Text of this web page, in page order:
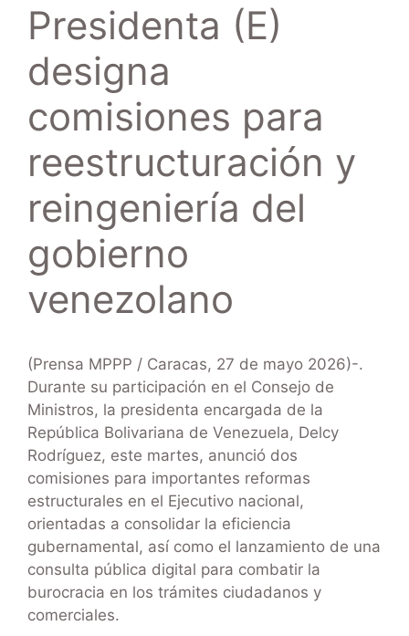
Presidenta (E)
designa
comisiones para
reestructuración y
reingeniería del
gobierno
venezolano
(Prensa MPPP / Caracas, 27 de mayo 2026)-.
Durante su participación en el Consejo de
Ministros, la presidenta encargada de la
República Bolivariana de Venezuela, Delcy
Rodríguez, este martes, anunció dos
comisiones para importantes reformas
estructurales en el Ejecutivo nacional,
orientadas a consolidar la eficiencia
gubernamental, así como el lanzamiento de una
consulta pública digital para combatir la
burocracia en los trámites ciudadanos y
comerciales.